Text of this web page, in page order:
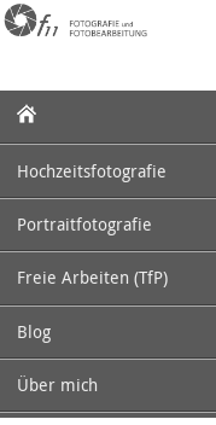
Zum
Inhalt
Zum
Inhalt
Hochzeitsfotografie
Portraitfotografie
Freie Arbeiten (TfP)
Blog
Über mich